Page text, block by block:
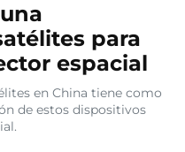
de
satélites
para
revolucionar
el
sector
para
espacial
en China tiene como
de estos dispositivos